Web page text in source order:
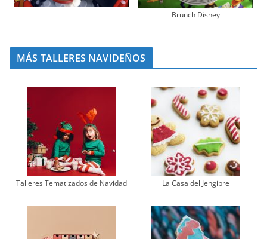
Brunch Disney
MÁS TALLERES NAVIDEÑOS
Talleres Tematizados de Navidad La Casa del Jengibre